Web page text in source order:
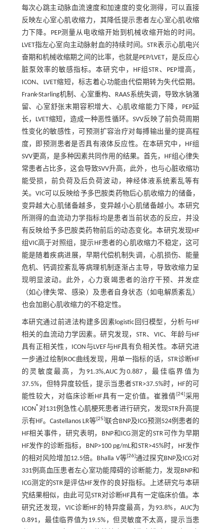
每次心跳主动脉血流速度和加速度的变化测得，可以直接
反映左心室心肌收缩力，其降低提示患者左心室心肌收缩
力下降。PEP测量从电收缩开始到机械收缩开始的时间。
LVET指左心室向主动脉射血的持续时间。STR表示心肌电兴
奋期和机械收缩期之间的比率，也就是PEP/LVET，是反应心
脏泵效率的敏感指标。本研究中，HF组STR、PEP增高，
ICON、LVET缩短，标志着心功能由代偿期转为失代偿期。
Frank-Starling机制、心室重构、RAAS系统失调，导致水钠潴
留、心室舒张末期容积增大、心肌收缩能力下降，PEP延
长，LVET缩短，造成一种恶性循环。SVV反映了前负荷周期
性变化的敏感性，可预测扩容治疗对每搏输出量的提高程
度，即预测患者是否具有液体反应性。在本研究中，HF组
SVV更高，是多种因素共同作用的结果。首先，HF组心律失
常患者占比多，这会导致SVV升高，此外，也与心脏收缩功
能受损，前负荷及后负荷波动，神经体液系统紊乱等有
关。VIC可以反映给予多巴胺类药物后心肌收缩力的储备，
变异越大心肌储备越多，变异越小心肌储备越小。本研究
所测得的血流动力学指标均是患者当前状态的反应，并没
有反映给予多巴胺类药物前后的动态变化。本研究发现HF
组VIC高于对照组，提示HF患者的心肌收缩力不稳定，这可
能是随着疾病进展，早期代偿机制失调，心肌损伤、能量
危机、钙调控紊乱等病理机制逐渐占主导，导致收缩力呈
现明显波动。此外，心力衰竭患者的治疗干预、并发症
（如心律失常、感染）及患者自身状态（如电解质紊乱）
也会加剧心肌收缩力的不稳定性。
本研究通过前进法构建多因素logistic回归模型，分析与HF
相关的血流动力学因素。研究发现，STR、VIC、年龄与HF
具有正相关性，ICON与LVEF与HF具有负相关性。本研究进
一步通过绘制ROC曲线发现，用单一指标的话，STR诊断HF
的灵敏度最高，为91.3%,AUC为0.887，最佳临界值为
37.5%，但特异度较低，提示当患者STR>37.5%时，HF的可
能性较大，对临床诊断HF具有一定价值。崔雅倩[24]采用
ICON® 对131例急性心肌梗死患者进行研究，发现STR升高提
示有HF。Castellanos LR等[25]联合BNP及ICG预测524例患者的
HF相关事件，研究表明，BNP和ICG测定的STR可作为早期
HF发作的诊断指标，BNP>100 pg/mL和STR>45%时，HF发作
的相对风险增加12.5倍。Bhalla V等[26]通过探究BNP及ICG对
331例高血压患者左心室功能障碍的诊断能力，发现BNP和
ICG测定的STR是评估HF发作的良好指标。上述研究与本研
究结果相似，由此可见STR对诊断HF具有一定临床价值。本
研究还发现，VIC诊断HF的特异度最高，为93.8%，AUC为
0.891，最佳临界值为19.5%，但灵敏度不太高，提示当患